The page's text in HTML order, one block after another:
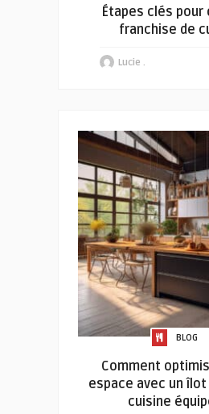
Étapes clés pour
franchise de
Lucie .
BLOG
Comment
espace avec un
cuisine